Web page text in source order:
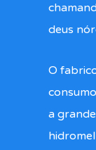
deus
O
a